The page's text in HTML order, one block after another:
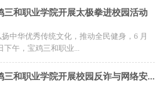
三和职业学院开展太极拳进校园活动
扬中华优秀传统文化，推动全民健身，6 月
下午，宝鸡三和职业...
三和职业学院开展校园反诈与网络安...